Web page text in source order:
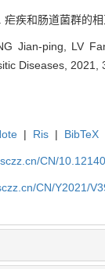
疟疾和肠道菌群的
Jian-ping, LV
Diseases, 2021,
| Ris | BibTeX
CN/
CN/Y2021/